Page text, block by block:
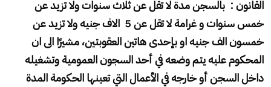
القانون : بالسجن مدة لا تقل عن ثلاث سنوات ولا تزيد عن
خمس سنوات و غرامة لا تقل عن 5 الاف جنيه ولا تزيد عن
خمسون الف جنيه او بإحدى هاتين العقوبتين، مشيرًا الى ان
المحكوم عليه يتم وضعه في أحد السجون العمومية وتشغيله
داخل السجن أو خارجه في الأعمال التي تعينها الحكومة المدة